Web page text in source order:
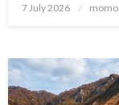
Posted
7 July 2026 momo